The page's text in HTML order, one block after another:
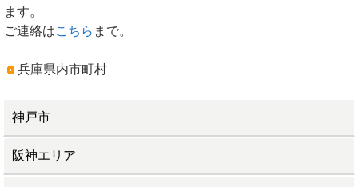
ます。
ご連絡はこちら まで。
兵庫県内市町村
神戸市
阪神エリア